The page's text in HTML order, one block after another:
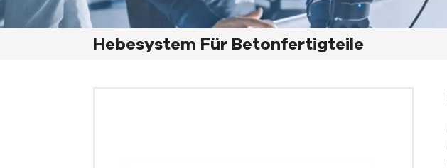
Hebesystem Für Betonfertigteile